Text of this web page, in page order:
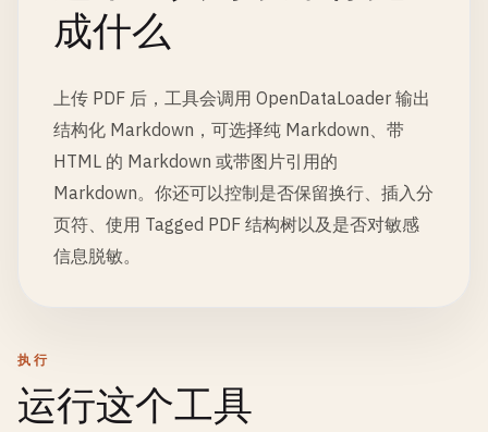
成什么
上传 PDF 后，工具会调用 OpenDataLoader 输出
结构化 Markdown，可选择纯 Markdown、带
HTML 的 Markdown 或带图片引用的
Markdown。你还可以控制是否保留换行、插入分
页符、使用 Tagged PDF 结构树以及是否对敏感
信息脱敏。
执行
运行这个工具